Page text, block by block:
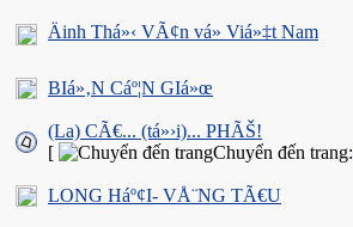
Äinh Thá»‹ VÃ¢n vá» Viá»‡t Nam
BIá»‚N Cáº¦N GIá»œ
(La) CÃ€... (tá»›i)... PHÃŠ!
[
Chuyển đến trang:
LONG Háº¢I- VÅ¨NG TÃ€U